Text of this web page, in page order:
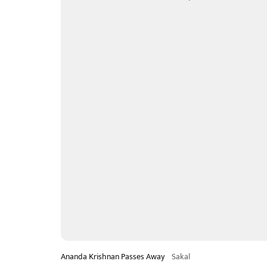
Ananda Krishnan Passes Away Sakal